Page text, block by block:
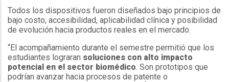
Todos los dispositivos fueron diseñados bajo principios de
bajo costo, accesibilidad, aplicabilidad clínica y posibilidad
de evolución hacia productos reales en el mercado.
“El acompañamiento durante el semestre permitió que los
estudiantes lograran soluciones con alto impacto
potencial en el sector biomédico. Son prototipos que
podrían avanzar hacia procesos de patente o